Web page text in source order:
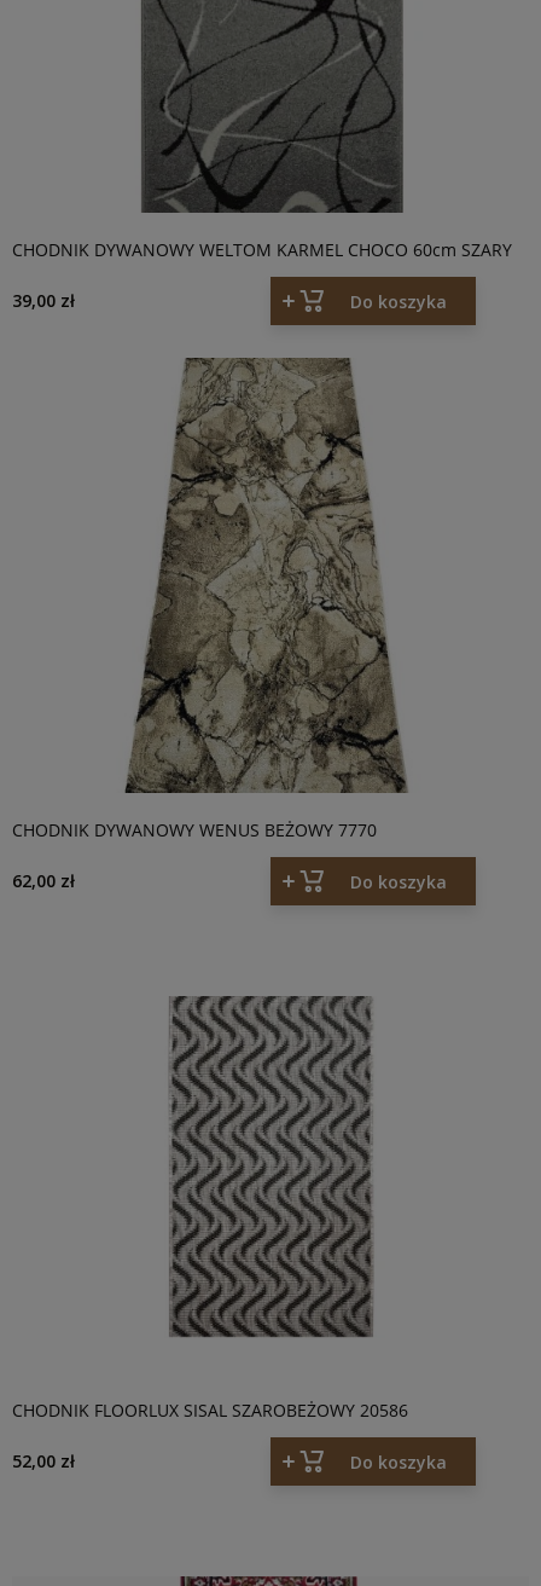
CHODNIK DYWANOWY WELTOM KARMEL CHOCO 60cm SZARY
39,00 zł Do koszyka
CHODNIK DYWANOWY WENUS BEŻOWY 7770
62,00 zł Do koszyka
CHODNIK FLOORLUX SISAL SZAROBEŻOWY 20586
52,00 zł Do koszyka